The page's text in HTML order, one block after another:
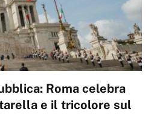
Roma celebra
e il tricolore sul